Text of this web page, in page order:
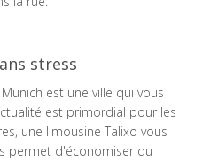
stress
est une ville qui vous
est primordial pour les
une limousine Talixo vous
permet d'économiser du